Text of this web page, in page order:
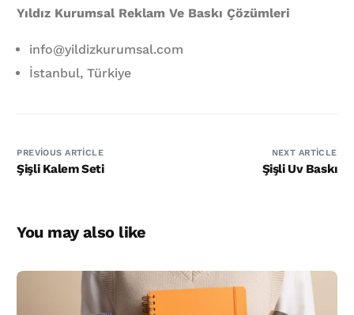
Yıldız Kurumsal Reklam Ve Baskı Çözümleri
info@yildizkurumsal.com
İstanbul, Türkiye
PREVIOUS ARTICLE
Şişli Kalem Seti
NEXT ARTICLE
Şişli Uv Baskı
You may also like